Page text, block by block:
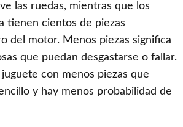
las ruedas, mientras que los
tienen cientos de piezas
del motor. Menos piezas significa
que puedan desgastarse o fallar.
con menos piezas que
y hay menos probabilidad de